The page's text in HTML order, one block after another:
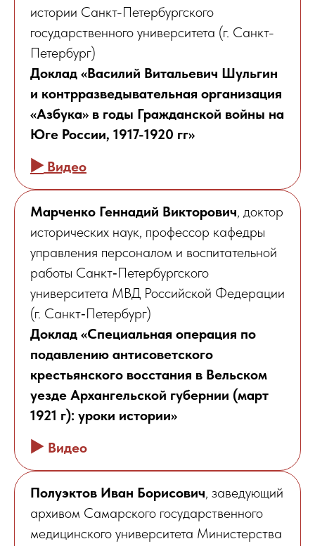
истории Санкт-Петербургского
государственного университета (г. Санкт-
Петербург)
Доклад «Василий Витальевич Шульгин
и контрразведывательная организация
«Азбука» в годы Гражданской войны на
Юге России, 1917-1920 гг»
▶️ Видео
Марченко Геннадий Викторович, доктор
исторических наук, профессор кафедры
управления персоналом и воспитательной
работы Санкт‑Петербургского
университета МВД Российской Федерации
(г. Санкт‑Петербург)
Доклад «Специальная операция по
подавлению антисоветского
крестьянского восстания в Вельском
уезде Архангельской губернии (март
1921 г): уроки истории»
▶️ Видео
Полуэктов Иван Борисович, заведующий
архивом Самарского государственного
медицинского университета Министерства